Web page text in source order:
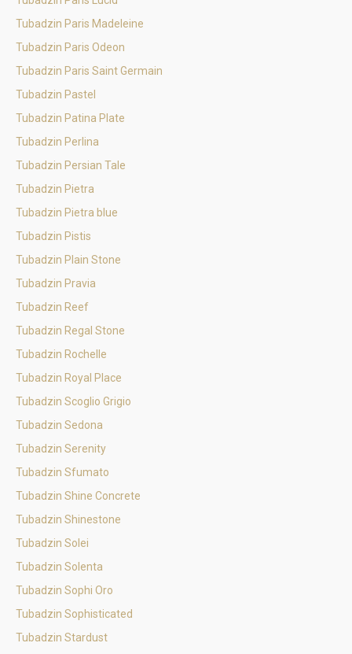
Tubadzin Paris Madeleine
Tubadzin Paris Odeon
Tubadzin Paris Saint Germain
Tubadzin Pastel
Tubadzin Patina Plate
Tubadzin Perlina
Tubadzin Persian Tale
Tubadzin Pietra
Tubadzin Pietra blue
Tubadzin Pistis
Tubadzin Plain Stone
Tubadzin Pravia
Tubadzin Reef
Tubadzin Regal Stone
Tubadzin Rochelle
Tubadzin Royal Place
Tubadzin Scoglio Grigio
Tubadzin Sedona
Tubadzin Serenity
Tubadzin Sfumato
Tubadzin Shine Concrete
Tubadzin Shinestone
Tubadzin Solei
Tubadzin Solenta
Tubadzin Sophi Oro
Tubadzin Sophisticated
Tubadzin Stardust